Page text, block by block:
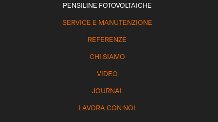
PENSILINE FOTOVOLTAICHE
SERVICE E MANUTENZIONE
REFERENZE
CHI SIAMO
VIDEO
JOURNAL
LAVORA CON NOI